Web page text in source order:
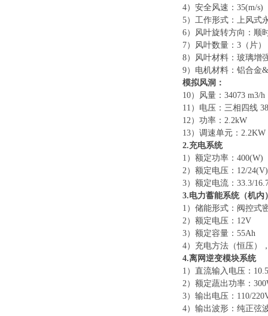
4）安全风速：35(m/s)
5）工作形式：上风式
6）风叶旋转方向：顺
7）风叶数量：3（
8）风叶材料：玻璃增
9）电机材料：铝合金
模拟风洞：
10）风量：34073 m3/h
11）电压：三相四线
12）功率：2.2kW
13）调速单元：
2.充电系统
1）额定功率：400(W)
2）额定电压：12/24(V)
3）额定电流：33.3/
3.电力蓄能系统（机内
1）储能形式：阀控式
2）额定电压：12V
3）额定容量：55Ah
4）充电方法（恒压）
4.离网逆变模块系统
1）直流输入电压：
2）额定蔬出功率：
3）输出电压：110/
4）输出波形：纯正弦